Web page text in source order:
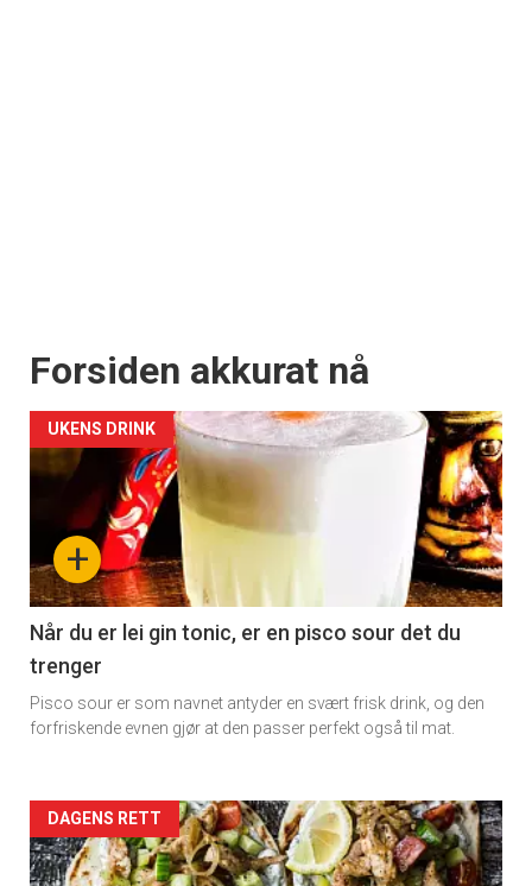
Forsiden akkurat nå
+
UKENS DRINK
Når du er lei gin tonic, er en pisco sour det du
trenger
Pisco sour er som navnet antyder en svært frisk drink, og den
forfriskende evnen gjør at den passer perfekt også til mat.
Forsiden
akkurat
DAGENS RETT